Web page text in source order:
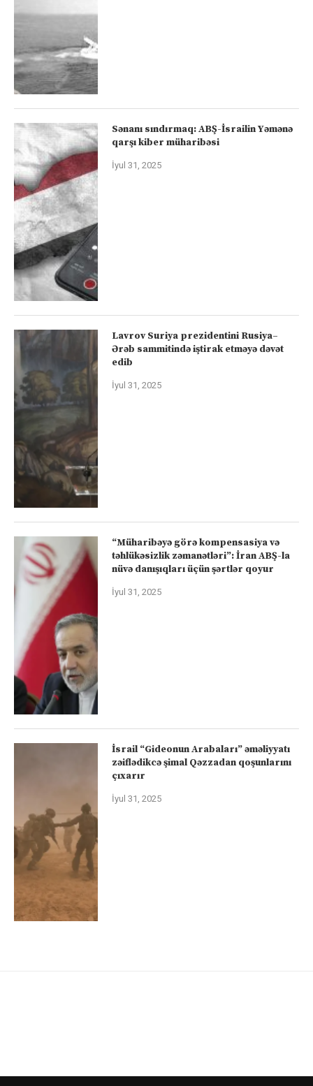
Sənanı sındırmaq: ABŞ-İsrailin Yəmənə
qarşı kiber müharibəsi
İyul 31, 2025
Lavrov Suriya prezidentini Rusiya–
Ərəb sammitində iştirak etməyə dəvət
edib
İyul 31, 2025
“Müharibəyə görə kompensasiya və
təhlükəsizlik zəmanətləri”: İran ABŞ-la
nüvə danışıqları üçün şərtlər qoyur
İyul 31, 2025
İsrail “Gideonun Arabaları” əməliyyatı
zəiflədikcə şimal Qəzzadan qoşunlarını
çıxarır
İyul 31, 2025